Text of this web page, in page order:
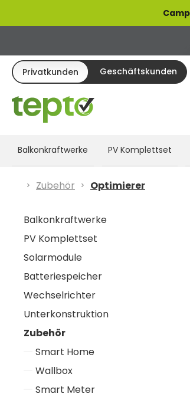
Zur Hauptnavigation
Privatkunden Geschäftskunden
Balkonkraftwerke PV Komplettset
Zubehör Optimierer
Balkonkraftwerke
PV Komplettset
Solarmodule
Batteriespeicher
Wechselrichter
Unterkonstruktion
Zubehör
Smart Home
Wallbox
Smart Meter